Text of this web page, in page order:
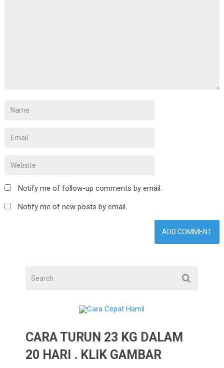
Notify me of follow-up comments by email.
Notify me of new posts by email.
CARA TURUN 23 KG DALAM
20 HARI . KLIK GAMBAR